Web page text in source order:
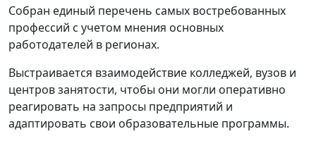
Собран единый перечень самых востребованных
профессий с учетом мнения основных
работодателей в регионах.
Выстраивается взаимодействие колледжей, вузов и
центров занятости, чтобы они могли оперативно
реагировать на запросы предприятий и
адаптировать свои образовательные программы.